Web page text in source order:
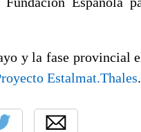
y la fase provincial
Estalmat.Thales